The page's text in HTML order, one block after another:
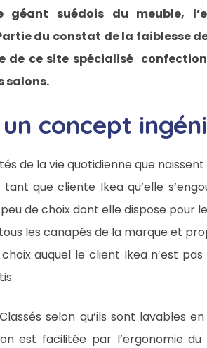
suédois du meuble,
du constat de la faiblesse de
de ce site spécialisé
salons.
concept
de la vie quotidienne que
que cliente Ikea qu’elle
de choix dont elle dispose pour
les canapés de la marque et
auquel le client Ikea n’est
selon qu’ils sont lavables
est facilitée par l’ergonomie